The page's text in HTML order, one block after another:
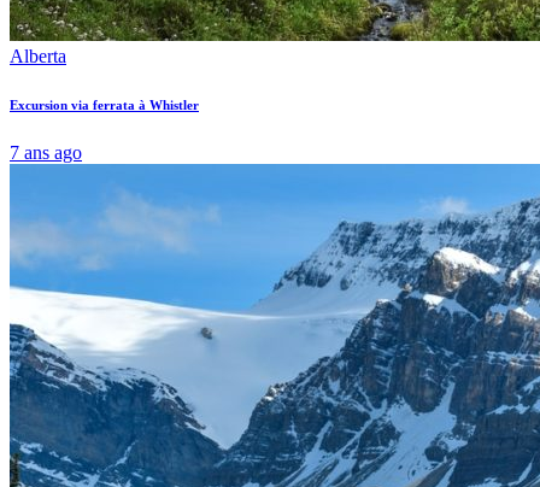
Alberta
Excursion via ferrata à Whistler
7 ans ago